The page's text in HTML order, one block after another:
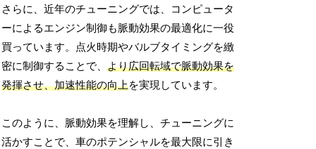
さらに、近年のチューニングでは、コンピュータ
ーによるエンジン制御も脈動効果の最適化に一役
買っています。点火時期やバルブタイミングを緻
密に制御することで、より広回転域で脈動効果を
発揮させ、加速性能の向上を実現しています。
このように、脈動効果を理解し、チューニングに
活かすことで、車のポテンシャルを最大限に引き